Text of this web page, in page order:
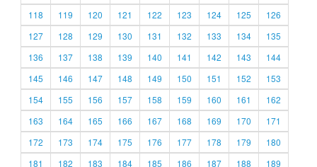
118
119 120 121 122 123 124 125
126
127
128 129 130 131 132 133 134
135
136
137 138 139 140 141 142 143
144
145
146 147 148 149 150 151 152
153
154
155 156 157 158 159 160 161
162
163
164 165 166 167 168 169 170
171
172
173 174 175 176 177 178 179
180
181
182 183 184 185 186 187 188
189